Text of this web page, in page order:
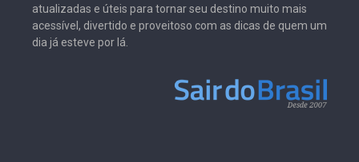
atualizadas e úteis para tornar seu destino muito mais
acessível, divertido e proveitoso com as dicas de quem um
dia já esteve por lá.